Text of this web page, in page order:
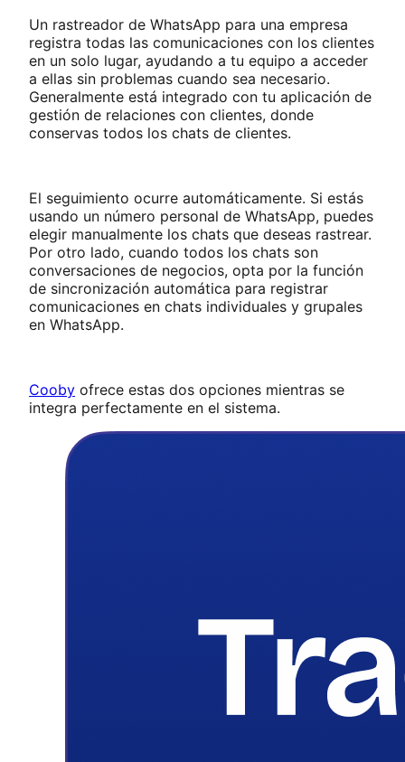
Un rastreador de WhatsApp para una empresa
registra todas las comunicaciones con los clientes
en un solo lugar, ayudando a tu equipo a acceder
a ellas sin problemas cuando sea necesario.
Generalmente está integrado con tu aplicación de
gestión de relaciones con clientes, donde
conservas todos los chats de clientes.
El seguimiento ocurre automáticamente. Si estás
usando un número personal de WhatsApp, puedes
elegir manualmente los chats que deseas rastrear.
Por otro lado, cuando todos los chats son
conversaciones de negocios, opta por la función
de sincronización automática para registrar
comunicaciones en chats individuales y grupales
en WhatsApp.
Cooby ofrece estas dos opciones mientras se
integra perfectamente en el sistema.